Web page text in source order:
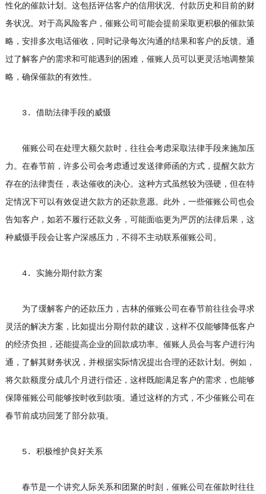
性化的催款计划。这包括评估客户的信用状况、付款历史和目前的财
务状况。对于高风险客户，催账公司可能会提前采取更积极的催款策
略，安排多次电话催收，同时记录每次沟通的结果和客户的反馈。通
过了解客户的需求和可能遇到的困难，催账人员可以更灵活地调整策
略，确保催款的有效性。
3. 借助法律手段的威慑
催账公司在处理大额欠款时，往往会考虑采取法律手段来施加压
力。在春节前，许多公司会考虑通过发送律师函的方式，提醒欠款方
存在的法律责任，表达催收的决心。这种方式虽然较为强硬，但在特
定情况下可以有效促进欠款方的还款意愿。此外，一些催账公司也会
告知客户，如若不履行还款义务，可能面临更为严厉的法律后果，这
种威慑手段会让客户深感压力，不得不主动联系催账公司。
4. 实施分期付款方案
为了缓解客户的还款压力，吉林的催账公司在春节前往往会寻求
灵活的解决方案，比如提出分期付款的建议，这样不仅能够降低客户
的经济负担，还能提高企业的回款成功率。催账人员会与客户进行沟
通，了解其财务状况，并根据实际情况提出合理的还款计划。例如，
将欠款额度分成几个月进行偿还，这样既能满足客户的需求，也能够
保障催账公司能够按时收到款项。通过这样的方式，不少催账公司在
春节前成功回笼了部分款项。
5. 积极维护良好关系
春节是一个讲究人际关系和团聚的时刻，催账公司在催款时往往